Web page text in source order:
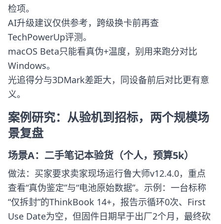
检项。
AI升级建议仅供参考，跨级换卡前再查
TechPowerUp评测。
macOS Beta只能看真伪+温度，别用来跑分对比
Windows。
光追得分与3DMark差距大，同设备前后对比更有意
义。
案例研究：从验机到招标，两个规模场
景复盘
场景A：二手笔记本验货（个人，预算5k）
做法：买家要求卖家现场运行鲁大师v12.4.0，重点
查看“真伪鉴定”与“电池原始数据”。示例：一台标称
“仅拆封”的ThinkBook 14+，报告示循环0次、First
Use Date为空，但固件日期早于出厂2个月，最终砍